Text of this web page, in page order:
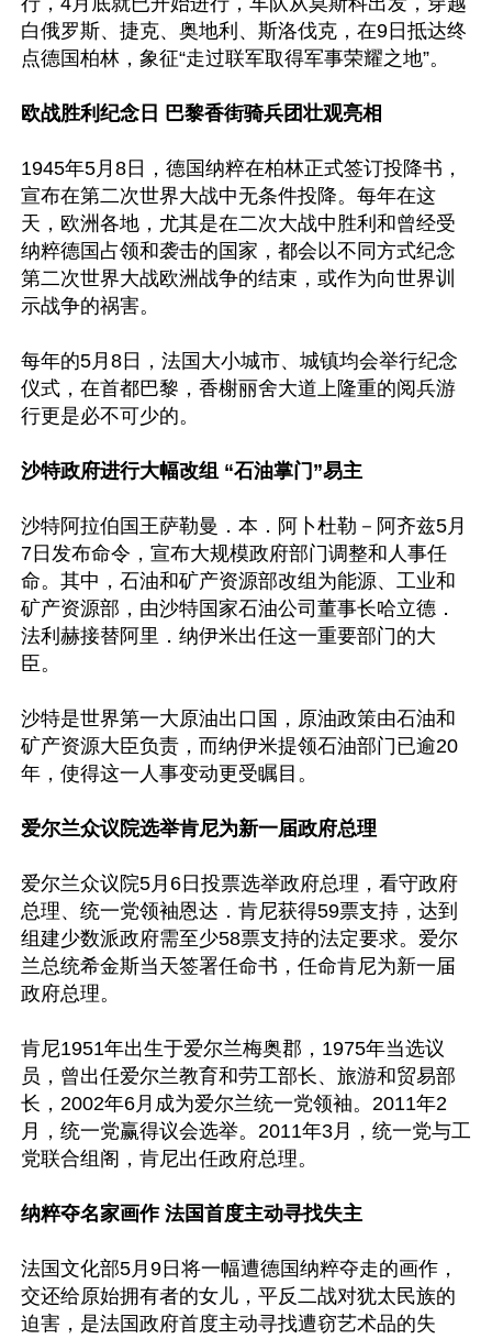
白俄罗斯、捷克、奥地利、斯洛伐克，在9日抵达终
点德国柏林，象征“走过联军取得军事荣耀之地”。
欧战胜利纪念日 巴黎香街骑兵团壮观亮相
1945年5月8日，德国纳粹在柏林正式签订投降书，
宣布在第二次世界大战中无条件投降。每年在这
天，欧洲各地，尤其是在二次大战中胜利和曾经受
纳粹德国占领和袭击的国家，都会以不同方式纪念
第二次世界大战欧洲战争的结束，或作为向世界训
示战争的祸害。
每年的5月8日，法国大小城市、城镇均会举行纪念
仪式，在首都巴黎，香榭丽舍大道上隆重的阅兵游
行更是必不可少的。
沙特政府进行大幅改组 “石油掌门”易主
沙特阿拉伯国王萨勒曼．本．阿卜杜勒－阿齐兹5月
7日发布命令，宣布大规模政府部门调整和人事任
命。其中，石油和矿产资源部改组为能源、工业和
矿产资源部，由沙特国家石油公司董事长哈立德．
法利赫接替阿里．纳伊米出任这一重要部门的大
臣。
沙特是世界第一大原油出口国，原油政策由石油和
矿产资源大臣负责，而纳伊米提领石油部门已逾20
年，使得这一人事变动更受瞩目。
爱尔兰众议院选举肯尼为新一届政府总理
爱尔兰众议院5月6日投票选举政府总理，看守政府
总理、统一党领袖恩达．肯尼获得59票支持，达到
组建少数派政府需至少58票支持的法定要求。爱尔
兰总统希金斯当天签署任命书，任命肯尼为新一届
政府总理。
肯尼1951年出生于爱尔兰梅奥郡，1975年当选议
员，曾出任爱尔兰教育和劳工部长、旅游和贸易部
长，2002年6月成为爱尔兰统一党领袖。2011年2
月，统一党赢得议会选举。2011年3月，统一党与工
党联合组阁，肯尼出任政府总理。
纳粹夺名家画作 法国首度主动寻找失主
法国文化部5月9日将一幅遭德国纳粹夺走的画作，
交还给原始拥有者的女儿，平反二战对犹太民族的
迫害，是法国政府首度主动寻找遭窃艺术品的失